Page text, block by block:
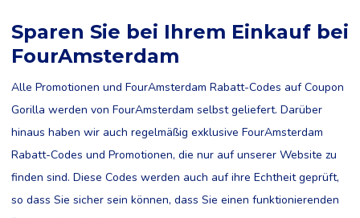
Sparen Sie bei Ihrem Einkauf bei
FourAmsterdam
Alle Promotionen und FourAmsterdam Rabatt-Codes auf Coupon
Gorilla werden von FourAmsterdam selbst geliefert. Darüber
hinaus haben wir auch regelmäßig exklusive FourAmsterdam
Rabatt-Codes und Promotionen, die nur auf unserer Website zu
finden sind. Diese Codes werden auch auf ihre Echtheit geprüft,
so dass Sie sicher sein können, dass Sie einen funktionierenden